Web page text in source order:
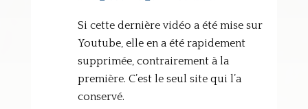
Si cette dernière vidéo a été mise sur
Youtube, elle en a été rapidement
supprimée, contrairement à la
première. C’est le seul site qui l’a
conservé.